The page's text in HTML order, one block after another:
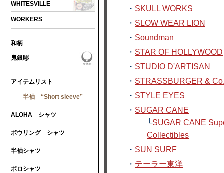
WHITESVILLE
WORKERS
和柄
鬼銀彫
アイテムリスト
半袖 “Short sleeve”
ALOHA シャツ
ボウリング シャツ
半袖シャツ
ポロシャツ
・ SKULL WORKS
・ SLOW WEAR LION
・ Soundman
・ STAR OF HOLLYWOOD
・ STUDIO D'ARTISAN
・ STRASSBURGER &
・ STYLE EYES
・ SUGAR CANE
└SUGAR CANE
Collectibles
・ SUN SURF
・ テーラー東洋